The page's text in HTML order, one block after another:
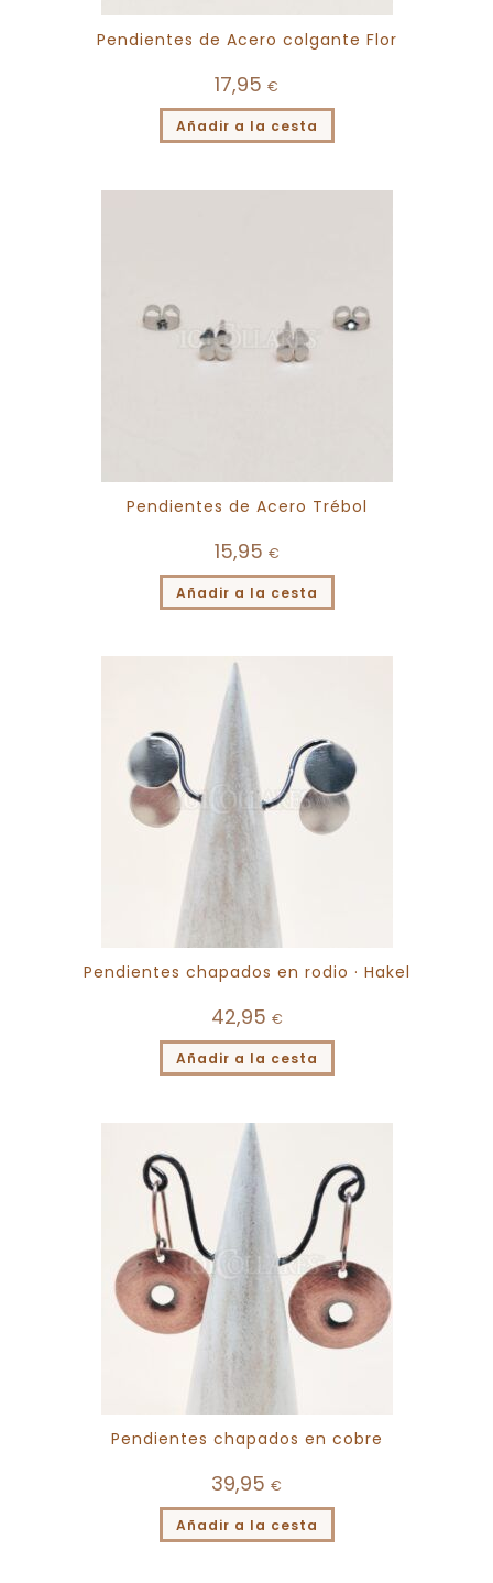
Pendientes de Acero colgante Flor
17,95 €
Añadir a la cesta
Pendientes de Acero Trébol
15,95 €
Añadir a la cesta
Pendientes chapados en rodio · Hakel
42,95 €
Añadir a la cesta
Pendientes chapados en cobre
39,95 €
Añadir a la cesta